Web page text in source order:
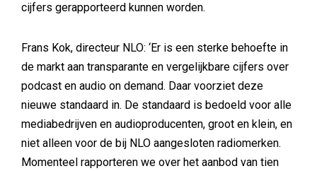
cijfers gerapporteerd kunnen worden.
Frans Kok, directeur NLO: ‘Er is een sterke behoefte in
de markt aan transparante en vergelijkbare cijfers over
podcast en audio on demand. Daar voorziet deze
nieuwe standaard in. De standaard is bedoeld voor alle
mediabedrijven en audioproducenten, groot en klein, en
niet alleen voor de bij NLO aangesloten radiomerken.
Momenteel rapporteren we over het aanbod van tien